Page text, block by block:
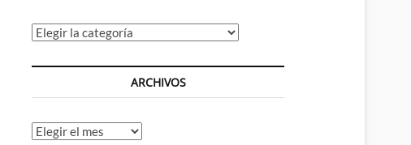
Categorías
ARCHIVOS
Archivos